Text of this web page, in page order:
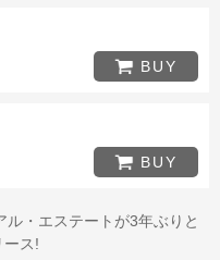
BUY
BUY
・エステートが3年ぶりと
ース!